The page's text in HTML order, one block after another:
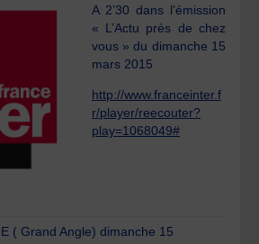
A 2’30 dans l’émission
« L’Actu près de chez
vous » du dimanche 15
mars 2015
http://www.franceinter.f
r/player/reecouter?
play=1068049#
( Grand Angle) dimanche 15